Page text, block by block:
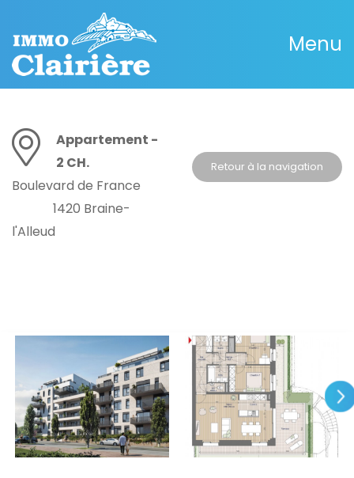
Menu
Appartement -
2 CH.
Boulevard de France
1420 Braine-
l'Alleud
Retour à la navigation